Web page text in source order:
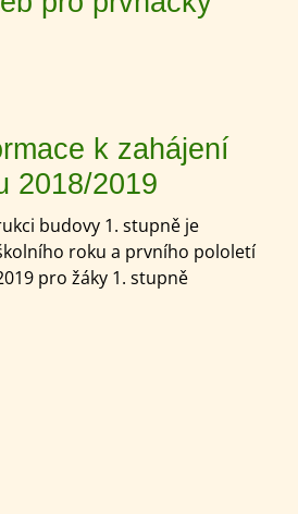
k zahájení
2018/2019
budovy 1. stupně je
roku a prvního pololetí
pro žáky 1. stupně